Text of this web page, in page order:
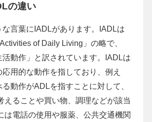
の違い
言葉にIADLがあります。IADLは
of Daily Living」の略で、
活動作」と訳されています。IADLは
用的な動作を指しており、例え
動作がADLを指すことに対して、
えることや買い物、調理などが該当
は電話の使用や服薬、公共交通機関